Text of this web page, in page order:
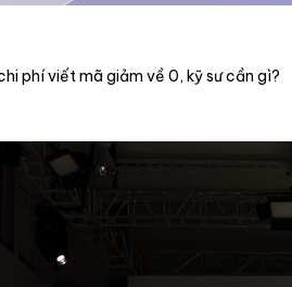
phí viết mã giảm về 0, kỹ sư cần gì?